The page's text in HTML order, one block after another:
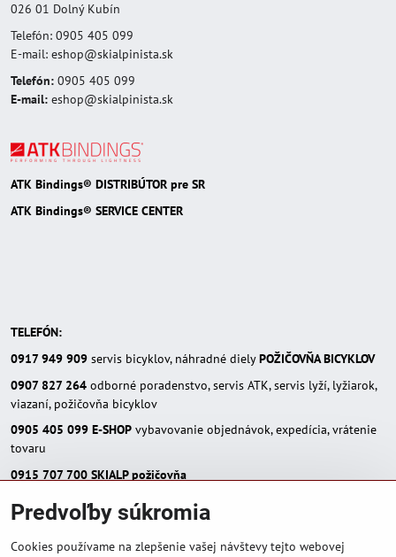
026 01 Dolný Kubín
Telefón: 0905 405 099
E-mail: eshop@skialpinista.sk
Telefón: 0905 405 099
E-mail: eshop@skialpinista.sk
ATK Bindings® DISTRIBÚTOR pre SR
ATK Bindings® SERVICE CENTER
TELEFÓN:
0917 949 909 servis bicyklov, náhradné dielyPOŽIČOVŇA BICYKLOV
0907 827 264 odborné poradenstvo, servis ATK, servis lyží, lyžiarok,
viazaní, požičovňa bicyklov
0905 405 099 E-SHOP vybavovanie objednávok, expedícia, vrátenie
tovaru
0915 707 700 SKIALP požičovňa
E-MAIL:
eshop(zavináč)skialpinista.sk
pisosport(zavináč)pisosport.sk
Predvoľby súkromia
Cookies používame na zlepšenie vašej návštevy tejto webovej